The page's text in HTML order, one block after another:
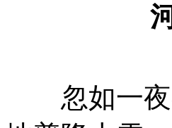
忽如一夜